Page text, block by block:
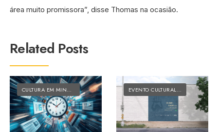
área muito promissora”, disse Thomas na ocasião.
Related Posts
CULTURA EM MINUTOS •MATÉRIAS DO FOLK EVENTO CULTURAL
• MATÉRIAS